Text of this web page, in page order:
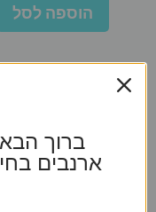
הוספה לסל
ברוך
ארנבים